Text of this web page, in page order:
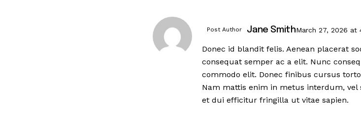
Post Author Jane SmithMarch 27, 2026 at
Donec id blandit felis. Aenean placerat
consequat semper ac a elit. Nunc
commodo elit. Donec finibus cursus
Nam mattis enim in metus interdum,
et dui efficitur fringilla ut vitae sapien.